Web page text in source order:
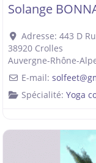
Solange
Adresse: 443 D
38920 Crolles
Auvergne-Rhône-
E-mail: solfeet@
Spécialité: Yoga